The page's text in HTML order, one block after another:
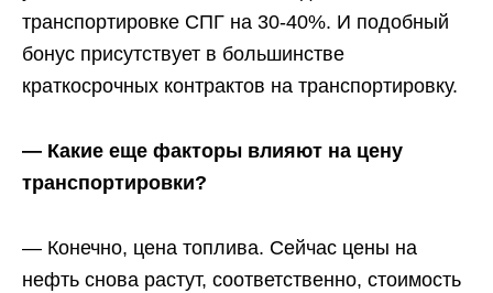
транспортировке СПГ на 30-40%. И подобный
бонус присутствует в большинстве
краткосрочных контрактов на транспортировку.
— Какие еще факторы влияют на цену
транспортировки?
— Конечно, цена топлива. Сейчас цены на
нефть снова растут, соответственно, стоимость